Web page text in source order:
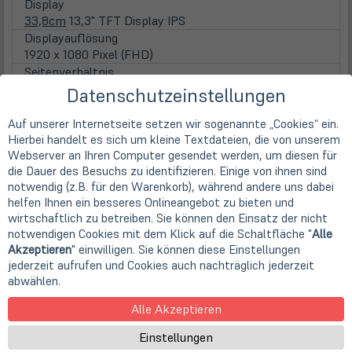
Display
33,8cm 13,3" TFT Display IPS
Displayauflösung
1920 x 1080 Pixel (FHD)
Seitenverhältnis
Displayoberfläche
Anti-Glare (matt)
Displaybeleuchtung
LED Hintergrundbeleuchtung
Touchscreen
nicht vorhanden
WebCam
Webcam
integrierte HD WebCam
Hauptspeicher
inst. Speicher
Festplatten / Laufwerke
1. Festplatte
Datenschutzeinstellungen
Auf unserer Internetseite setzen wir sogenannte „Cookies“ ein.
Hierbei handelt es sich um kleine Textdateien, die von unserem
Webserver an Ihren Computer gesendet werden, um diesen für
die Dauer des Besuchs zu identifizieren. Einige von ihnen sind
notwendig (z.B. für den Warenkorb), während andere uns dabei
helfen Ihnen ein besseres Onlineangebot zu bieten und
wirtschaftlich zu betreiben. Sie können den Einsatz der nicht
notwendigen Cookies mit dem Klick auf die Schaltfläche "Alle
Akzeptieren" einwilligen. Sie können diese Einstellungen
jederzeit aufrufen und Cookies auch nachträglich jederzeit
abwählen.
Alle Akzeptieren
Einstellungen